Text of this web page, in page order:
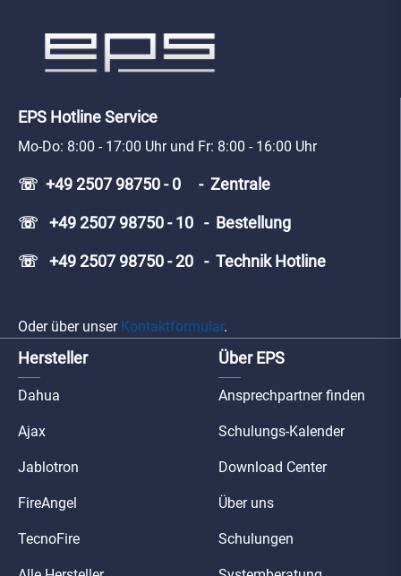
EPS Hotline Service
Mo-Do: 8:00 - 17:00 Uhr und Fr: 8:00 - 16:00 Uhr
☏ +49 2507 98750 - 0 - Zentrale
☏ +49 2507 98750 - 10 - Bestellung
☏ +49 2507 98750 - 20 - Technik Hotline
Oder über unser Kontaktformular.
Hersteller
Dahua
Ajax
Jablotron
FireAngel
TecnoFire
Über EPS
Ansprechpartner finden
Schulungs-Kalender
Download Center
Über uns
Schulungen